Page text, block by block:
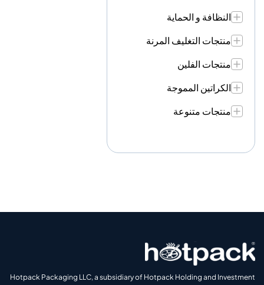
النظافة و الحماية
منتجات التغليف المرنة
منتجات الفلين
الكراتين المموجة
منتجات متنوعة
Hotpack Packaging LLC, a subsidiary of Hotpack Holding and Investment